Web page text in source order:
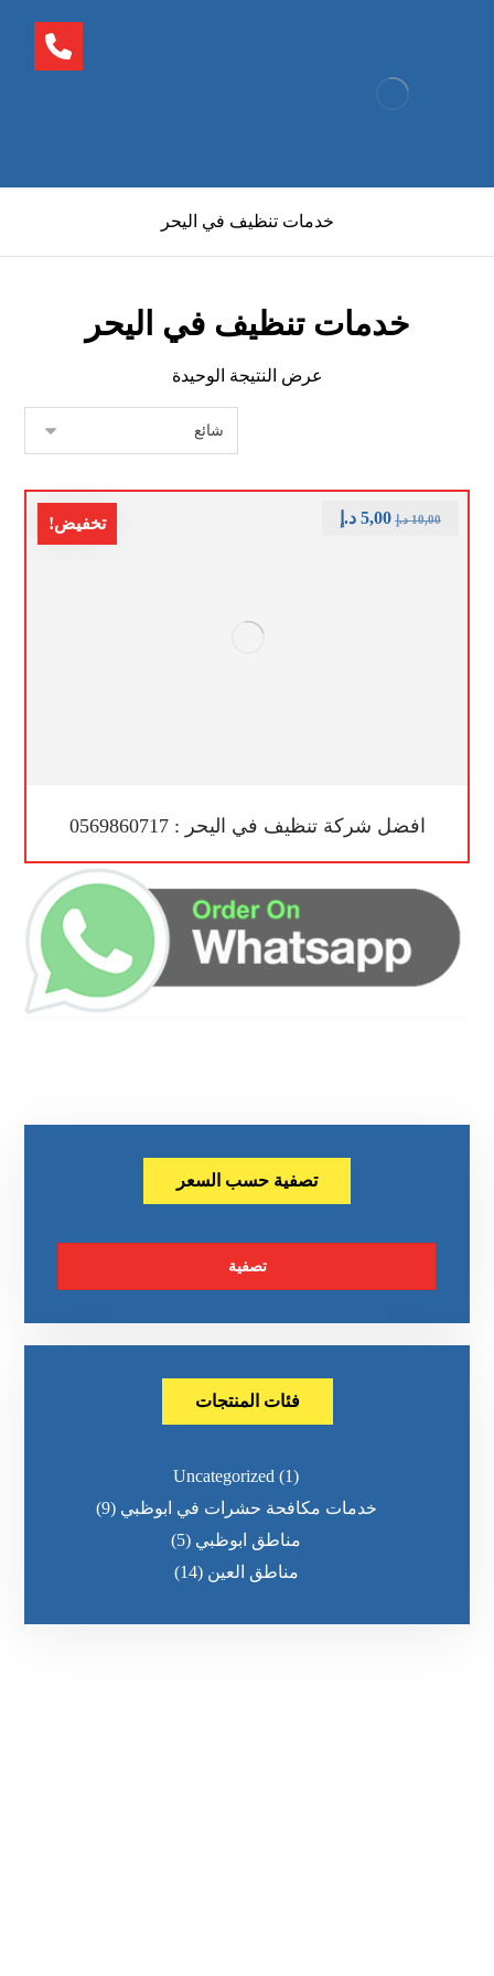
خدمات تنظيف في اليحر
خدمات تنظيف في اليحر
عرض النتيجة الوحيدة
تخفيض!
افضل شركة تنظيف في اليحر : 0569860717
10,00 د.إ 5,00 د.إ
تصفية حسب السعر
تصفية
فئات المنتجات
Uncategorized (1)
خدمات مكافحة حشرات في ابوظبي (9)
مناطق ابوظبي (5)
مناطق العين (14)